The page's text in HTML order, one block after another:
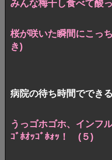
みんな梅干し食べて酸
桜が咲いた瞬間にこっ
き)
病院の待ち時間ででき
うっゴホゴホ、インフ
ｺﾞﾎｵｯｺﾞﾎｫｯ！ (５)